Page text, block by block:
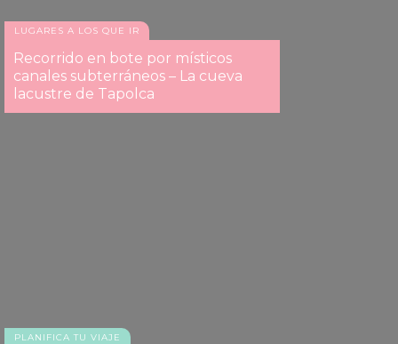
LUGARES A LOS QUE IR
Recorrido en bote por místicos
canales subterráneos – La cueva
lacustre de Tapolca
PLANIFICA TU VIAJE